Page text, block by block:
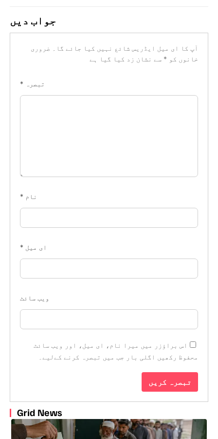
جواب دیں
آپ کا ای میل ایڈریس شائع نہیں کیا جائے گا۔
ضروری
خانوں کو * سے نشان زد کیا گیا ہے
تبصرہ *
نام *
ای میل *
ویب‌ سائٹ
اس براؤزر میں میرا نام، ای میل، اور ویب سائٹ
محفوظ رکھیں اگلی بار جب میں تبصرہ کرنے کےلیے۔
Grid News